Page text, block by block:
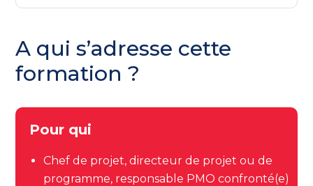
A qui s’adresse cette
formation ?
Pour qui
Chef de projet, directeur de projet ou de
programme, responsable PMO confronté(e)